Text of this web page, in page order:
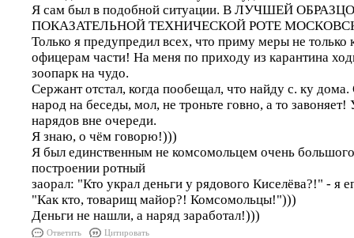
Я сам был в подобной ситуации. В ЛУЧШЕЙ
ПОКАЗАТЕЛЬНОЙ ТЕХНИЧЕСКОЙ РОТЕ
Только я предупредил всех, что приму меры не только
офицерам части! На меня по приходу из карантина
зоопарк на чудо.
Сержант отстал, когда пообещал, что найду с. ку
народ на беседы, мол, не троньте говно, а то
нарядов вне очереди.
Я знаю, о чём говорю!)))
Я был единственным не комсомольцем очень
построении ротный
заорал: "Кто украл деньги у рядового Киселёва?!" - я
"Как кто, товарищ майор?! Комсомольцы!")))
Деньги не нашли, а наряд заработал!)))
Ответить Цитировать